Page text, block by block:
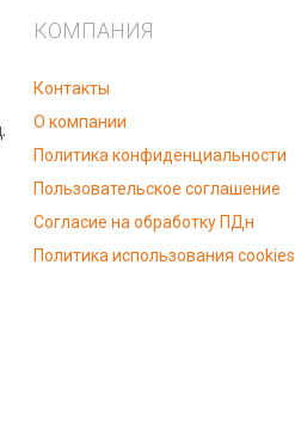
КОМПАНИЯ
Контакты
О компании
Политика конфиденциальности
Пользовательское соглашение
Согласие на обработку ПДн
Политика использования cookies